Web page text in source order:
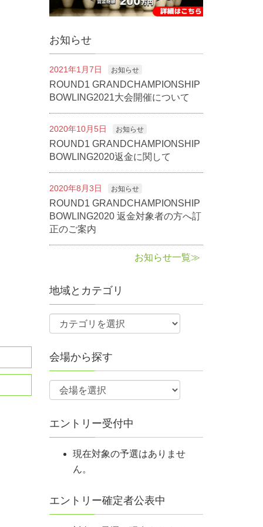
お知らせ
2021年1月7日 お知らせ
ROUND1 GRANDCHAMPIONSHIP
BOWLING2021大会開催について
2020年10月5日 お知らせ
ROUND1 GRANDCHAMPIONSHIP
BOWLING2020返金に関して
2020年8月3日 お知らせ
ROUND1 GRANDCHAMPIONSHIP
BOWLING2020 返金対象者の方へ訂
正のご案内
お知らせ一覧≫
地域とカテゴリ
会場から探す
エントリー受付中
現在対象の予選はありませ
ん。
エントリー確定者公表中